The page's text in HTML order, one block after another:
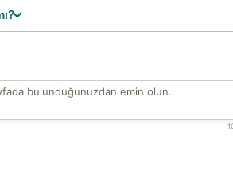
bulunduğunuzdan emin olun.